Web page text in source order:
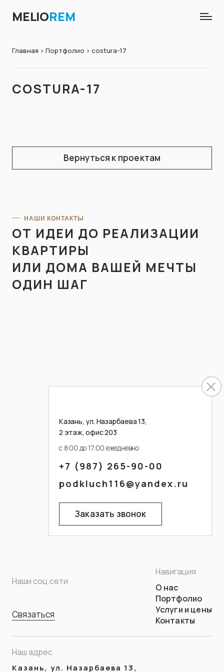
MELIOREM
Главная > Портфолио > costura-17
COSTURA-17
Вернуться к проектам
НАШИ КОНТАКТЫ
ОТ ИДЕИ ДО РЕАЛИЗАЦИИ
КВАРТИРЫ
ИЛИ ДОМА ВАШЕЙ МЕЧТЫ
ОДИН ШАГ
Казань, ул. Назарбаева 13,
2 этаж, офис 203
с 8:00 до 17:00 ежедневно
+7 (987) 265-90-00
podkluch116@yandex.ru
Заказать звонок
Навигация
О нас
Портфолио
Услуги и цены
Контакты
Наши соц.сети
Связаться
Наш адрес
Казань, ул. Назарбаева 13,
Политикой конфиденциальности.